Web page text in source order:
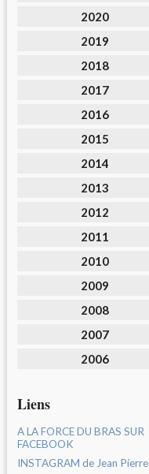
2020
2019
2018
2017
2016
2015
2014
2013
2012
2011
2010
2009
2008
2007
2006
Liens
A LA FORCE DU BRAS SUR
FACEBOOK
INSTAGRAM de Jean Pierre